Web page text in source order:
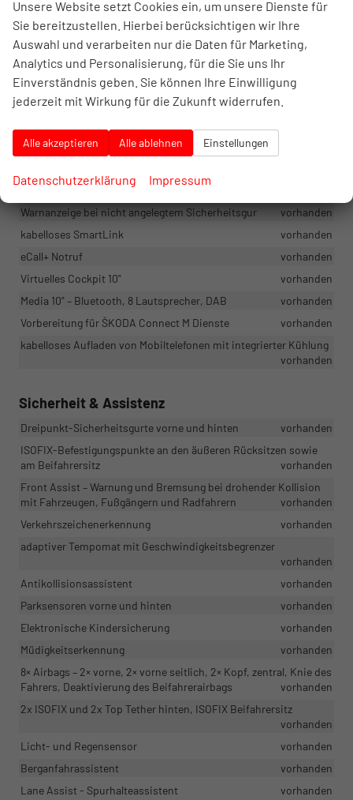
Brillenbox
vorhanden
2x USB-C vorne, 12V-Steckdose im Gepäckraum
vorhanden
Multifunktionslederlenkrad (für DSG mit Schaltwippen)
vorhanden
2x USB-C hinten, 1x am Innenspiegel
Beifahrerraum beleuchtet
Infotainment & Kommunikation
Warnanzeige bei nicht angelegtem Sicherheitsgur
vorhanden
kabelloses SmartLink
vorhanden
eCall+ Notruf
vorhanden
Virtuelles Cockpit 10"
vorhanden
Media 10" – Bluetooth, 8 Lautsprecher, DAB
vorhanden
Vorbereitung für ŠKODA Connect M Dienste
vorhanden
kabelloses Aufladen von Mobiltelefonen mit integrierter Kühlung
vorhanden
Sicherheit & Assistenz
Dreipunkt-Sicherheitsgurte vorne und hinten
vorhanden
ISOFIX-Befestigungspunkte an den äußeren Rücksitzen sowie
am Beifahrersitz
vorhanden
Front Assist – Warnung und Bremsung bei drohender Kollision
mit Fahrzeugen, Fußgängern und Radfahrern
vorhanden
Verkehrszeichenerkennung
vorhanden
adaptiver Tempomat mit Geschwindigkeitsbegrenzer
vorhanden
Antikollisionsassistent
vorhanden
Parksensoren vorne und hinten
vorhanden
Elektronische Kindersicherung
vorhanden
Müdigkeitserkennung
vorhanden
8× Airbags – 2× vorne, 2× vorne seitlich, 2× Kopf, zentral, Knie des
Fahrers, Deaktivierung des Beifahrerairbags
vorhanden
2x ISOFIX und 2x Top Tether hinten, ISOFIX Beifahrersitz
vorhanden
Licht- und Regensensor
vorhanden
Berganfahrassistent
vorhanden
Lane Assist - Spurhalteassistent
vorhanden
Unsere Website setzt Cookies ein, um unsere Dienste für
Sie bereitzustellen. Hierbei berücksichtigen wir Ihre
Auswahl und verarbeiten nur die Daten für Marketing,
Analytics und Personalisierung, für die Sie uns Ihr
Einverständnis geben. Sie können Ihre Einwilligung
jederzeit mit Wirkung für die Zukunft widerrufen.
Alle akzeptieren Alle ablehnen Einstellungen
Datenschutzerklärung Impressum